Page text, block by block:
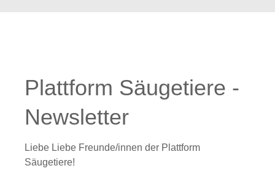
Plattform Säugetiere -
Newsletter
Liebe Liebe Freunde/innen der Plattform
Säugetiere!